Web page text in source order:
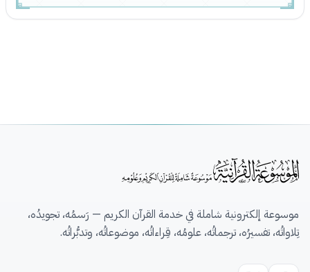
موسوعة إلكترونية شاملة في خدمة القرآن الكريم — رَسمُه، تجويدُه،
تِلاواتُه، تفسيرُه، ترجماتُه، علومُه، قِراءاتُه، موضوعاتُه، وتدبُّراتُه.